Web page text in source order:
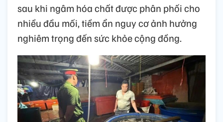
sau khi ngâm hóa chất được phân phối cho
nhiều đầu mối, tiềm ẩn nguy cơ ảnh hưởng
nghiêm trọng đến sức khỏe cộng đồng.